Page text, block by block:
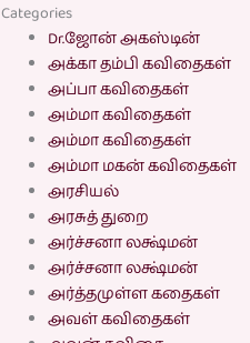
Categories
Dr.ஜோன் அகஸ்டின்
அக்கா தம்பி கவிதைகள்
அப்பா கவிதைகள்
அம்மா கவிதைகள்
அம்மா கவிதைகள்
அம்மா மகன் கவிதைகள்
அரசியல்
அரசுத் துறை
அர்ச்சனா லக்ஷ்மன்
அர்ச்சனா லக்ஷ்மன்
அர்த்தமுள்ள கதைகள்
அவள் கவிதைகள்